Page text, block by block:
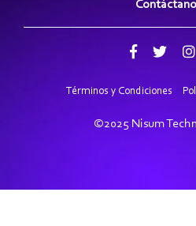
Términos y Condiciones
©2025 Nisum